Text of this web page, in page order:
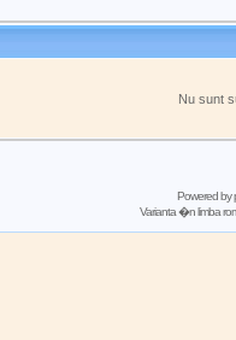
Nu sunt
Powered by
Varianta �n limba